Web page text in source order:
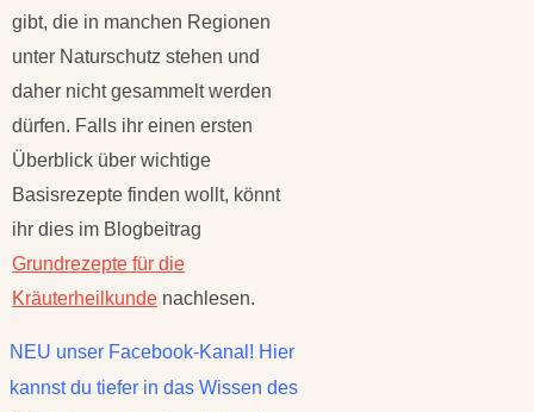
gibt, die in manchen Regionen
unter Naturschutz stehen und
daher nicht gesammelt werden
dürfen. Falls ihr einen ersten
Überblick über wichtige
Basisrezepte finden wollt, könnt
ihr dies im Blogbeitrag
Grundrezepte für die
Kräuterheilkunde nachlesen.
NEU unser Facebook-Kanal! Hier
kannst du tiefer in das Wissen des